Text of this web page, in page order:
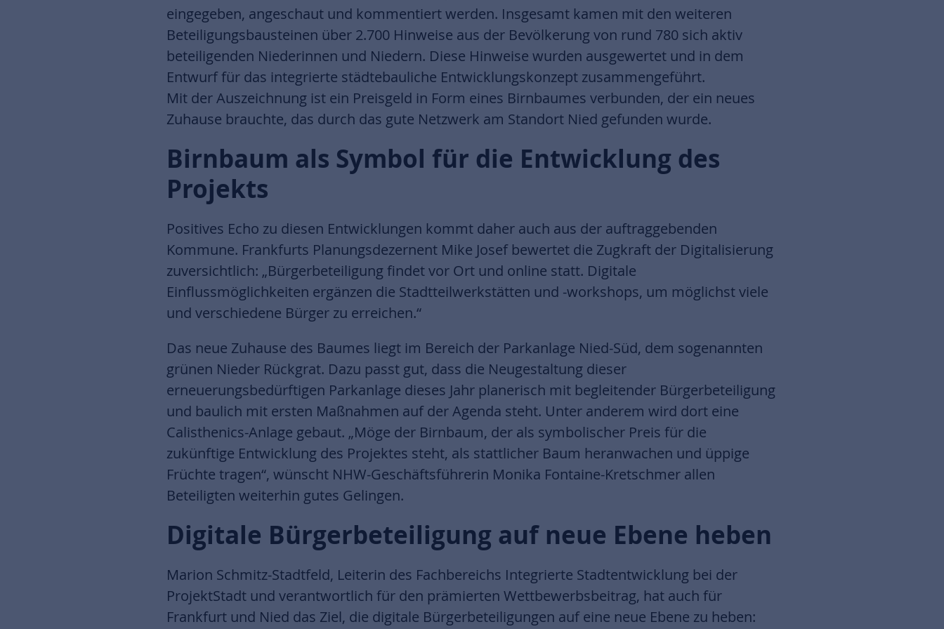
eingegeben, angeschaut und kommentiert werden. Insgesamt kamen mit den weiteren
Beteiligungsbausteinen über 2.700 Hinweise aus der Bevölkerung von rund 780 sich aktiv
beteiligenden Niederinnen und Niedern. Diese Hinweise wurden ausgewertet und in dem
Entwurf für das integrierte städtebauliche Entwicklungskonzept zusammengeführt.
Mit der Auszeichnung ist ein Preisgeld in Form eines Birnbaumes verbunden, der ein neues
Zuhause brauchte, das durch das gute Netzwerk am Standort Nied gefunden wurde.
Birnbaum als Symbol für die Entwicklung des
Projekts
Positives Echo zu diesen Entwicklungen kommt daher auch aus der auftraggebenden
Kommune. Frankfurts Planungsdezernent Mike Josef bewertet die Zugkraft der Digitalisierung
zuversichtlich: „Bürgerbeteiligung findet vor Ort und online statt. Digitale
Einflussmöglichkeiten ergänzen die Stadtteilwerkstätten und -workshops, um möglichst viele
und verschiedene Bürger zu erreichen.“
Das neue Zuhause des Baumes liegt im Bereich der Parkanlage Nied-Süd, dem sogenannten
grünen Nieder Rückgrat. Dazu passt gut, dass die Neugestaltung dieser
erneuerungsbedürftigen Parkanlage dieses Jahr planerisch mit begleitender Bürgerbeteiligung
und baulich mit ersten Maßnahmen auf der Agenda steht. Unter anderem wird dort eine
Calisthenics-Anlage gebaut. „Möge der Birnbaum, der als symbolischer Preis für die
zukünftige Entwicklung des Projektes steht, als stattlicher Baum heranwachen und üppige
Früchte tragen“, wünscht NHW-Geschäftsführerin Monika Fontaine-Kretschmer allen
Beteiligten weiterhin gutes Gelingen.
Digitale Bürgerbeteiligung auf neue Ebene heben
Marion Schmitz-Stadtfeld, Leiterin des Fachbereichs Integrierte Stadtentwicklung bei der
ProjektStadt und verantwortlich für den prämierten Wettbewerbsbeitrag, hat auch für
Frankfurt und Nied das Ziel, die digitale Bürgerbeteiligungen auf eine neue Ebene zu heben: